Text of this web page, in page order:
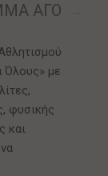
ΑΓΟ
Όλους» με
φυσικής
και